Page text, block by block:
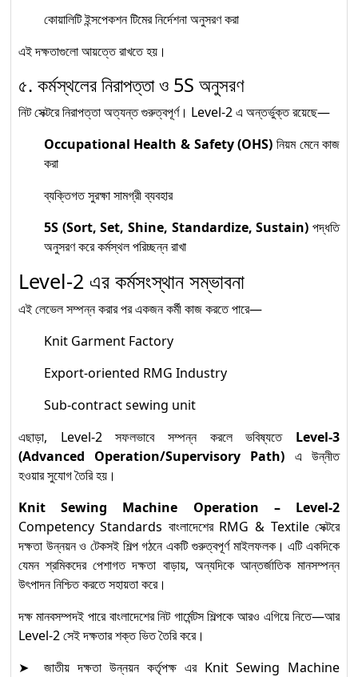
কোয়ালিটি ইন্সপেকশন টিমের নির্দেশনা অনুসরণ করা
এই দক্ষতাগুলো আয়ত্তে রাখতে হয়।
৫. কর্মস্থলের নিরাপত্তা ও 5S অনুসরণ
নিট সেক্টরে নিরাপত্তা অত্যন্ত গুরুত্বপূর্ণ। Level-2 এ অন্তর্ভুক্ত রয়েছে—
Occupational Health & Safety (OHS) নিয়ম মেনে কাজ
করা
ব্যক্তিগত সুরক্ষা সামগ্রী ব্যবহার
5S (Sort, Set, Shine, Standardize, Sustain) পদ্ধতি
অনুসরণ করে কর্মস্থল পরিচ্ছন্ন রাখা
Level-2 এর কর্মসংস্থান সম্ভাবনা
এই লেভেল সম্পন্ন করার পর একজন কর্মী কাজ করতে পারে—
Knit Garment Factory
Export-oriented RMG Industry
Sub-contract sewing unit
এছাড়া, Level-2 সফলভাবে সম্পন্ন করলে ভবিষ্যতে Level-3
(Advanced Operation/Supervisory Path) এ উন্নীত
হওয়ার সুযোগ তৈরি হয়।
Knit Sewing Machine Operation – Level-2
Competency Standards বাংলাদেশের RMG & Textile সেক্টরে
দক্ষতা উন্নয়ন ও টেকসই শিল্প গঠনে একটি গুরুত্বপূর্ণ মাইলফলক। এটি একদিকে
যেমন শ্রমিকদের পেশাগত দক্ষতা বাড়ায়, অন্যদিকে আন্তর্জাতিক মানসম্পন্ন
উৎপাদন নিশ্চিত করতে সহায়তা করে।
দক্ষ মানবসম্পদই পারে বাংলাদেশের নিট গার্মেন্টস শিল্পকে আরও এগিয়ে নিতে—আর
Level-2 সেই দক্ষতার শক্ত ভিত তৈরি করে।
➤ জাতীয় দক্ষতা উন্নয়ন কর্তৃপক্ষ এর Knit Sewing Machine